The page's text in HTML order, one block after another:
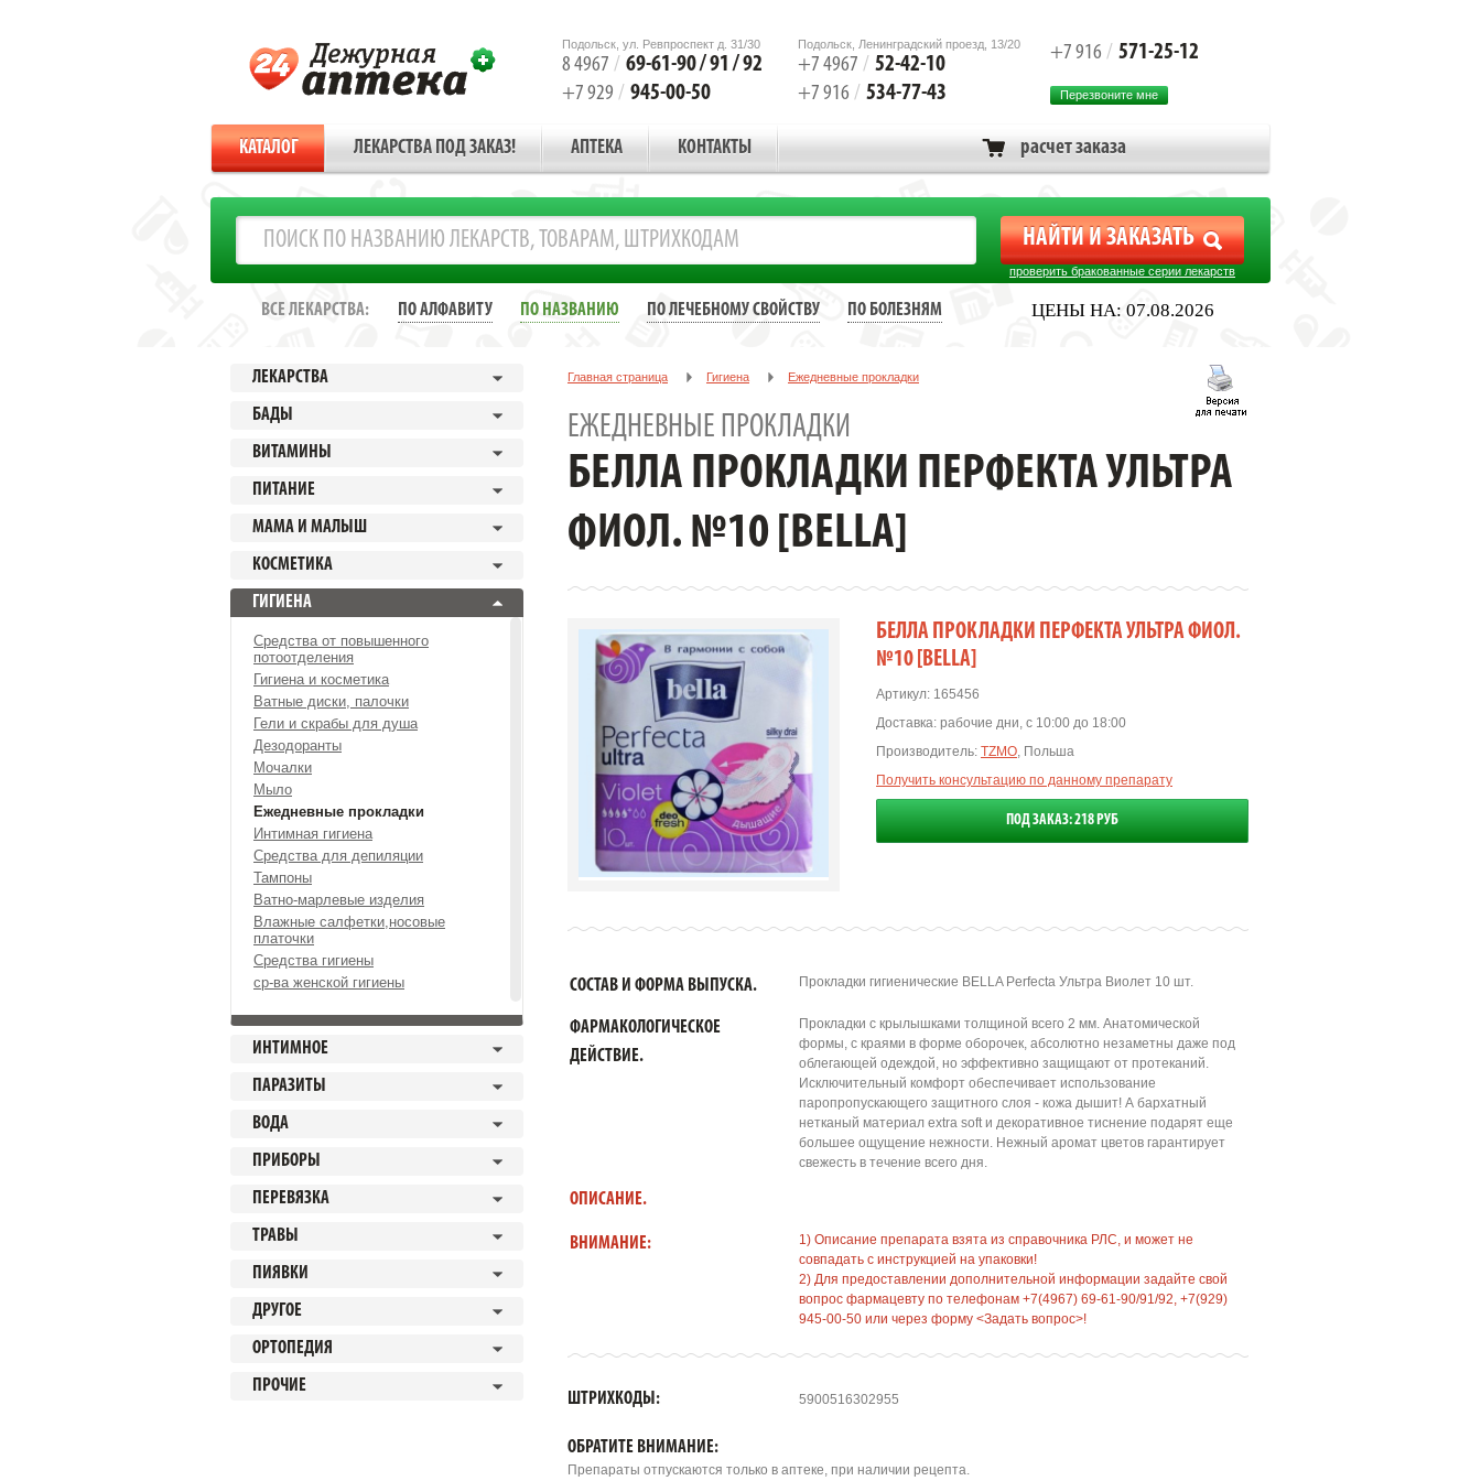
Подольск, ул. Ревпроспект д. 31/30
8 4967 / 69-61-90 / 91 / 92
+7 929 / 945-00-50
Подольск, Ленинградский проезд, 13/20
+7 4967 / 52-42-10
+7 916 / 534-77-43
+7 916 / 571-25-12
Перезвоните мне
КАТАЛОГ ЛЕКАРСТВА ПОД ЗАКАЗ! АПТЕКА КОНТАКТЫ расчет заказа
проверить бракованные серии лекарств
ЦЕНЫ НА: 07.08.2026
ВСЕ ЛЕКАРСТВА: ПО АЛФАВИТУ ПО НАЗВАНИЮ ПО ЛЕЧЕБНОМУ СВОЙСТВУ ПО БОЛЕЗНЯМ
ЛЕКАРСТВА
БАДЫ
ВИТАМИНЫ
ПИТАНИЕ
МАМА И МАЛЫШ
КОСМЕТИКА
ГИГИЕНА
Средства от повышенного
потоотделения
Гигиена и косметика
Ватные диски, палочки
Гели и скрабы для душа
Дезодоранты
Мочалки
Мыло
Ежедневные прокладки
Интимная гигиена
Средства для депиляции
Тампоны
Ватно-марлевые изделия
Влажные салфетки,носовые
платочки
Средства гигиены
ср-ва женской гигиены
ИНТИМНОЕ
ПАРАЗИТЫ
ВОДА
ПРИБОРЫ
ПЕРЕВЯЗКА
ТРАВЫ
ПИЯВКИ
ДРУГОЕ
ОРТОПЕДИЯ
ПРОЧИЕ
Главная страница Гигиена Ежедневные прокладки
ЕЖЕДНЕВНЫЕ ПРОКЛАДКИ
БЕЛЛА ПРОКЛАДКИ ПЕРФЕКТА УЛЬТРА
ФИОЛ. №10 [BELLA]
БЕЛЛА ПРОКЛАДКИ ПЕРФЕКТА УЛЬТРА ФИОЛ.
№10 [BELLA]
Артикул: 165456
Доставка: рабочие дни, с 10:00 до 18:00
Производитель: TZMO, Польша
Получить консультацию по данному препарату
ПОД ЗАКАЗ: 218 РУБ
СОСТАВ И ФОРМА ВЫПУСКА. Прокладки гигиенические BELLA Perfecta Ультра Виолет 10 шт.
ФАРМАКОЛОГИЧЕСКОЕ
ДЕЙСТВИЕ.
Прокладки с крылышками толщиной всего 2 мм. Анатомической
формы, с краями в форме оборочек, абсолютно незаметны даже под
облегающей одеждой, но эффективно защищают от протеканий.
Исключительный комфорт обеспечивает использование
паропропускающего защитного слоя - кожа дышит! А бархатный
нетканый материал extra soft и декоративное тиснение подарят еще
большее ощущение нежности. Нежный аромат цветов гарантирует
свежесть в течение всего дня.
ОПИСАНИЕ.
ВНИМАНИЕ:
1) Описание препарата взята из справочника РЛС, и может не
совпадать с инструкцией на упаковки!
2) Для предоставлении дополнительной информации задайте свой
вопрос фармацевту по телефонам +7(4967) 69-61-90/91/92, +7(929)
945-00-50 или через форму <Задать вопрос>!
ШТРИХКОДЫ: 5900516302955
ОБРАТИТЕ ВНИМАНИЕ:
Препараты отпускаются только в аптеке, при наличии рецепта.